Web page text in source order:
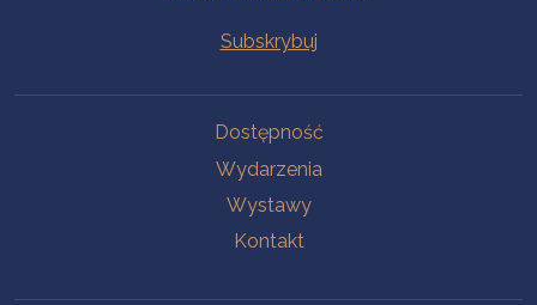
Dostępność
Wydarzenia
Wystawy
Kontakt